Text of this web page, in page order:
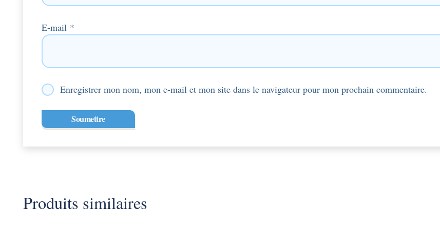
E-mail *
Enregistrer mon nom, mon e-mail et mon site dans le navigateur pour mon prochain commentaire.
Produits similaires